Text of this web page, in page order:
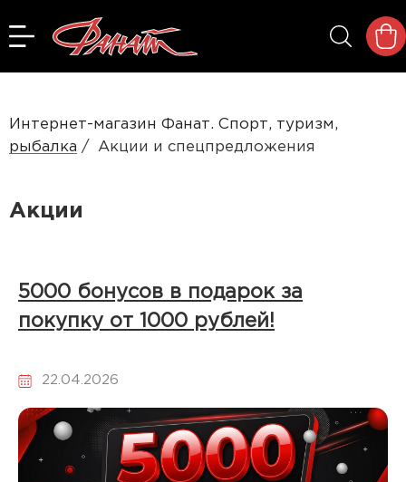
Интернет-магазин Фанат. Спорт, туризм,
рыбалка
Акции и спецпредложения
Акции
5000 бонусов в подарок за
покупку от 1000 рублей!
22.04.2026